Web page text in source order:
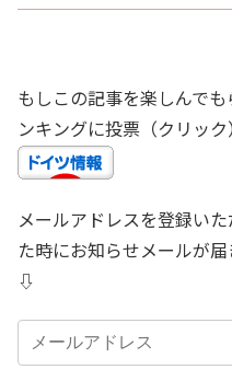
もしこの記事を楽しんで
ンキングに投票（クリッ
メールアドレスを登録い
た時にお知らせメールが
⇩